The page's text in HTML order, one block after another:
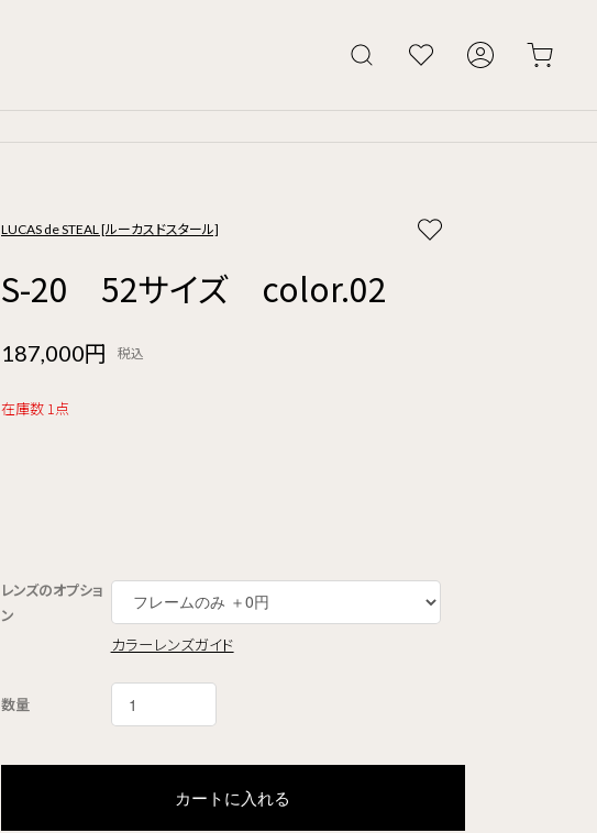
LUCAS de STEAL [ルーカスドスタール]
S-20 52サイズ color.02
187,000円 税込
在庫数 1点
レンズのオプショ
ン
カラーレンズガイド
数量
カートに入れる